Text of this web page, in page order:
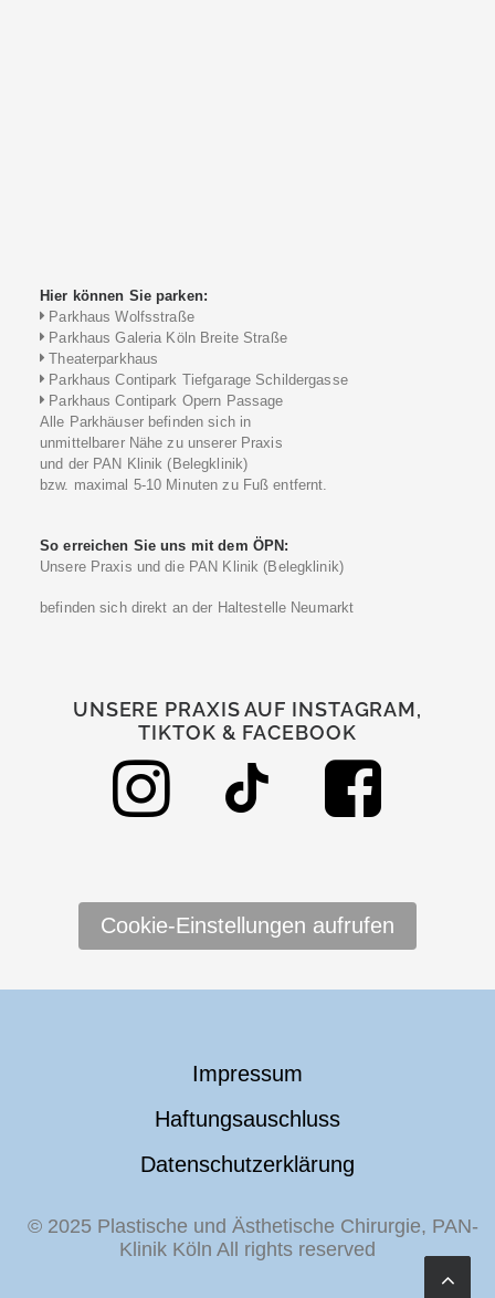
Hier können Sie parken:
Parkhaus Wolfsstraße
Parkhaus Galeria Köln Breite Straße
Theaterparkhaus
Parkhaus Contipark Tiefgarage Schildergasse
Parkhaus Contipark Opern Passage
Alle Parkhäuser befinden sich in
unmittelbarer Nähe zu unserer Praxis
und der PAN Klinik (Belegklinik)
bzw. maximal 5-10 Minuten zu Fuß entfernt.
So erreichen Sie uns mit dem ÖPN:
Unsere Praxis und die PAN Klinik (Belegklinik)
befinden sich direkt an der Haltestelle Neumarkt
UNSERE PRAXIS AUF INSTAGRAM,
TIKTOK & FACEBOOK
Cookie-Einstellungen aufrufen
Impressum
Haftungsauschluss
Datenschutzerklärung
© 2025 Plastische und Ästhetische Chirurgie, PAN-
Klinik Köln All rights reserved